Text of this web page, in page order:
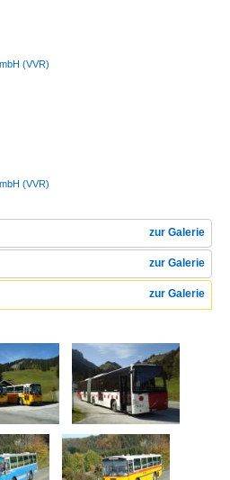
(VVR)
(VVR)
zur Galerie
zur Galerie
zur Galerie